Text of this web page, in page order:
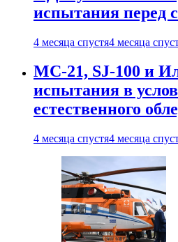
испытания перед
4 месяца спустя4 месяца
МС-21, SJ-100 и
испытания в
естественного
4 месяца спустя4 месяца